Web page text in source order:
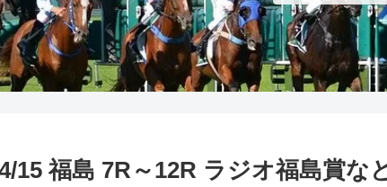
15 福島 7R～12R ラジオ福島賞な